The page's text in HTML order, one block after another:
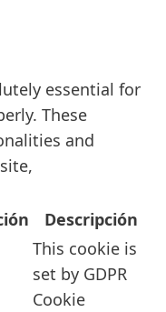
essential for
These
and
Descripción
This cookie is
set by GDPR
Cookie